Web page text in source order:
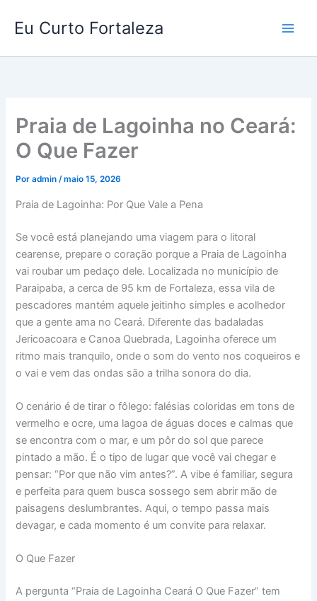
para
conteúdo
Eu Curto Fortaleza
Praia de Lagoinha no Ceará:
O Que Fazer
Poradmin/maio 15, 2026
Praia de Lagoinha: Por Que Vale a Pena
Se você está planejando uma viagem para o litoral
cearense, prepare o coração porque a Praia de Lagoinha
vai roubar um pedaço dele. Localizada no município de
Paraipaba, a cerca de 95 km de Fortaleza, essa vila de
pescadores mantém aquele jeitinho simples e acolhedor
que a gente ama no Ceará. Diferente das badaladas
Jericoacoara e Canoa Quebrada, Lagoinha oferece um
ritmo mais tranquilo, onde o som do vento nos coqueiros e
o vai e vem das ondas são a trilha sonora do dia.
O cenário é de tirar o fôlego: falésias coloridas em tons de
vermelho e ocre, uma lagoa de águas doces e calmas que
se encontra com o mar, e um pôr do sol que parece
pintado a mão. É o tipo de lugar que você vai chegar e
pensar: “Por que não vim antes?”. A vibe é familiar, segura
e perfeita para quem busca sossego sem abrir mão de
paisagens deslumbrantes. Aqui, o tempo passa mais
devagar, e cada momento é um convite para relaxar.
O Que Fazer
A pergunta “Praia de Lagoinha Ceará O Que Fazer” tem